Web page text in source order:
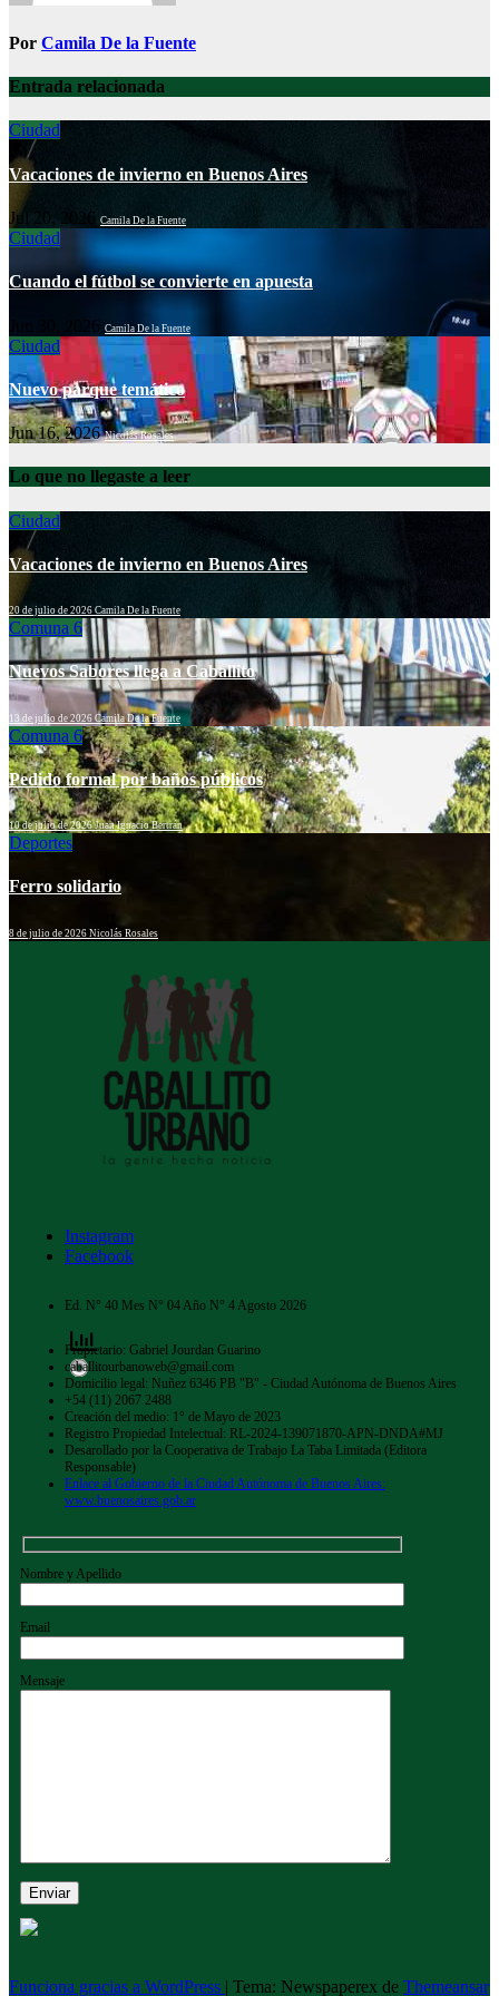
Por Camila De la Fuente
Entrada relacionada
Ciudad
Vacaciones de invierno en Buenos Aires
Jul 20, 2026 Camila De la Fuente
Ciudad
Cuando el fútbol se convierte en apuesta
Jun 30, 2026 Camila De la Fuente
Ciudad
Nuevo parque temático
Jun 16, 2026Nicolás Rosales
Lo que no llegaste a leer
Ciudad
Vacaciones de invierno en Buenos Aires
20 de julio de 2026 Camila De la Fuente
Comuna 6
Nuevos Sabores llega a Caballito
13 de julio de 2026 Camila De la Fuente
Comuna 6
Pedido formal por baños públicos
10 de julio de 2026Juan Ignacio Bertrán
Deportes
Ferro solidario
8 de julio de 2026 Nicolás Rosales
Instagram
Facebook
Ed. N° 40 Mes N° 04 Año N° 4 Agosto 2026
Propietario: Gabriel Jourdan Guarino
caballitourbanoweb@gmail.com
Domicilio legal: Nuñez 6346 PB "B" - Ciudad Autónoma de Buenos Aires
+54 (11) 2067 2488
Creación del medio: 1° de Mayo de 2023
Registro Propiedad Intelectual: RL-2024-139071870-APN-DNDA#MJ
Desarollado por la Cooperativa de Trabajo La Taba Limitada (Editora
Responsable)
Enlace al Gobierno de la Ciudad Autónoma de Buenos Aires:
www.buenosaires.gob.ar
Nombre y Apellido
Email
Mensaje
Funciona gracias a WordPress | Tema: Newspaperex de Themeansar